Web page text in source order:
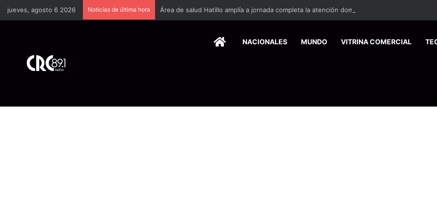
jueves, agosto 6 2026 Noticias de última hora
HOMENACIONALES MUNDO VITRINA COMERCIAL